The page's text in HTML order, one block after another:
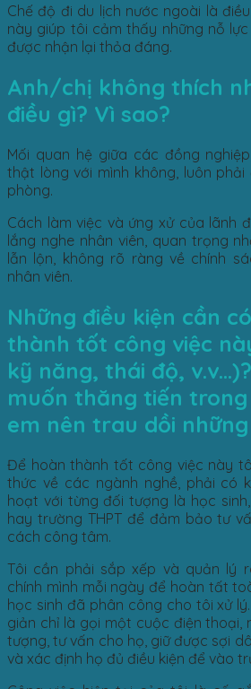
Chế độ đi du lịch nước ngoài là
này giúp tôi cảm thấy những nỗ
được nhận lại thỏa đáng.
Anh/chị không thích
điều gì? Vì sao?
Mối quan hệ giữa các đồng
thật lòng với mình không, luôn
phòng.
Cách làm việc và ứng xử của lãnh
lắng nghe nhân viên, quan trọng
lẫn lộn, không rõ ràng về chính
nhân viên.
Những điều kiện cần
thành tốt công việc
kỹ năng, thái độ,
muốn thăng tiến
em nên trau dồi
Để hoàn thành tốt công việc này
thức về các ngành nghề, phải có
hoạt với từng đối tượng là học
hay trường THPT để đảm bảo tư
cách công tâm.
Tôi cần phải sắp xếp và quản lý
chính mình mỗi ngày để hoàn tất
học sinh đã phân công cho tôi xử
giản chỉ là gọi một cuộc điện thoại,
tượng, tư vấn cho họ, giữ được sợi
và xác định họ đủ điều kiện để vào